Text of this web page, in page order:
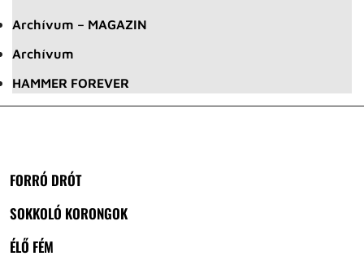
Archívum – MAGAZIN
Archívum
HAMMER FOREVER
FORRÓ DRÓT
SOKKOLÓ KORONGOK
ÉLŐ FÉM